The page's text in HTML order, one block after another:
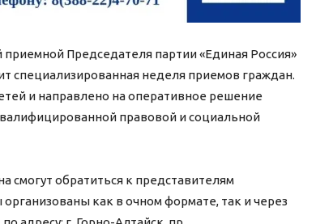
Председателя партии «Единая Россия»
специализированная неделя приемов граждан.
и направлено на оперативное решение
правовой и социальной
смогут обратиться к представителям
как в очном формате, так и через